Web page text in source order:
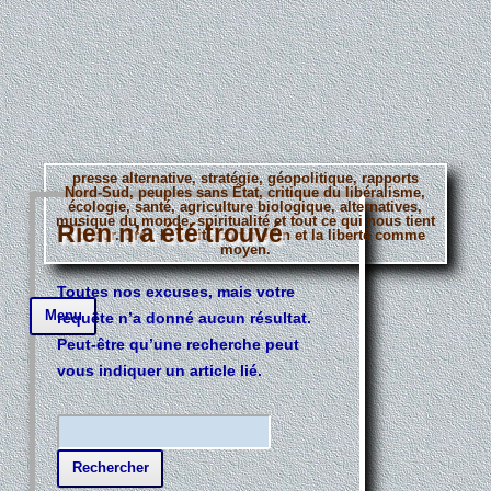
presse alternative, stratégie, géopolitique, rapports
Nord-Sud, peuples sans État, critique du libéralisme,
écologie, santé, agriculture biologique, alternatives,
musique du monde, spiritualité et tout ce qui nous tient
à coeur. Bref, la vérité comme fin et la liberté comme
moyen.
Menu
Aller
au
contenu
principal
Rien n’a été trouvé
Toutes nos excuses, mais votre
requête n’a donné aucun résultat.
Peut-être qu’une recherche peut
vous indiquer un article lié.
e